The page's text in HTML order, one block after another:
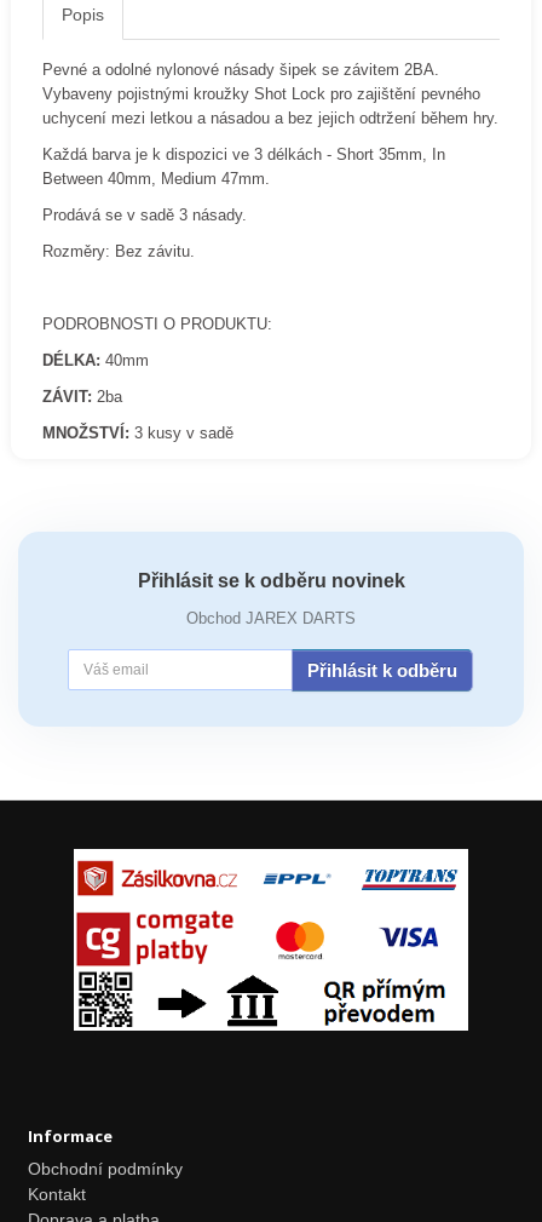
Popis
Pevné a odolné nylonové násady šipek se závitem 2BA.
Vybaveny pojistnými kroužky Shot Lock pro zajištění pevného
uchycení mezi letkou a násadou a bez jejich odtržení během hry.
Každá barva je k dispozici ve 3 délkách - Short 35mm, In
Between 40mm, Medium 47mm.
Prodává se v sadě 3 násady.
Rozměry: Bez závitu.
PODROBNOSTI O PRODUKTU:
DÉLKA:40mm
ZÁVIT:2ba
MNOŽSTVÍ:3 kusy v sadě
Přihlásit se k odběru novinek
Obchod JAREX DARTS
Přihlásit k odběru
Informace
Obchodní podmínky
Kontakt